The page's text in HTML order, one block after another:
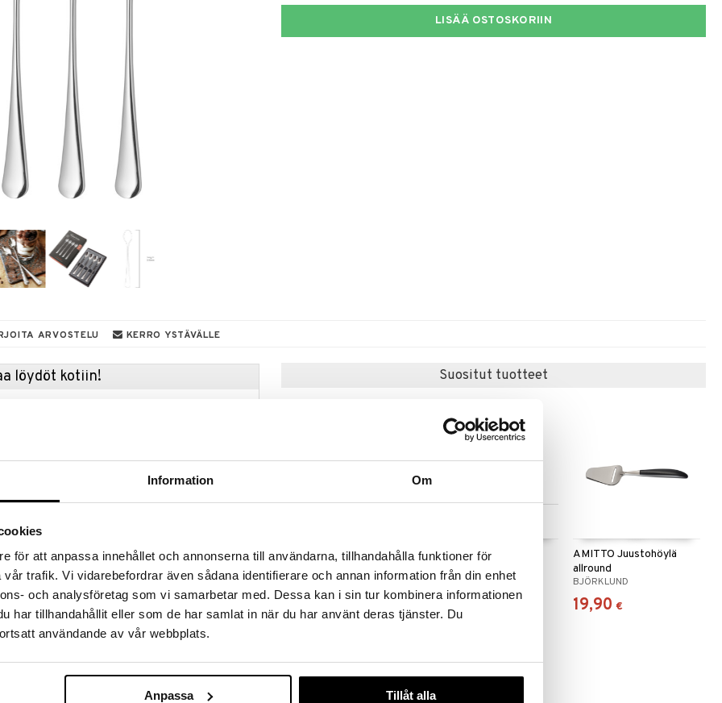
Information Om
för att anpassa innehållet och annonserna till användarna, tillhandahålla funktioner för
trafik. Vi vidarebefordrar även sådana identifierare och annan information från din enhet
och analysföretag som vi samarbetar med. Dessa kan i sin tur kombinera informationen
har tillhandahållit eller som de har samlat in när du har använt deras tjänster. Du
användande av vår webbplats.
Anpassa Tillåt alla
LISÄÄ OSTOSKORIIN
ARVOSTELU KERRO YSTÄVÄLLE
löydöt kotiin!
4 kpl toimitetaan tyylikkäässä
ovat klassista muotoilua, joka sopii kaikkiin
18/10 ruostumattomasta
saavuttamiseksi.
Suositut tuotteet
Children Chopsticks
TOKYO DESIGN STUDIO
5,99
Victoria Aterinsetti
DORRE
alk.45,90
AMITTO Juustohöylä
allround
BJÖRKLUND
19,90 €